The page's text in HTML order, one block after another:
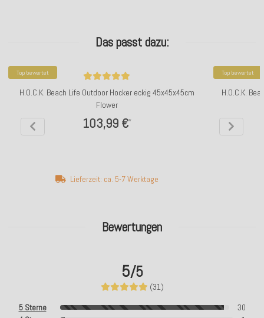
Bewertungen
5/5
(31)
5 Sterne
30
Das passt dazu:
Top bewertet
H.O.C.K. Beach Life Outdoor Hocker eckig 45x45x45cm
Flower
103,99 €*
Lieferzeit: ca. 5-7 Werktage
Top bewertet
H.O.C.K.